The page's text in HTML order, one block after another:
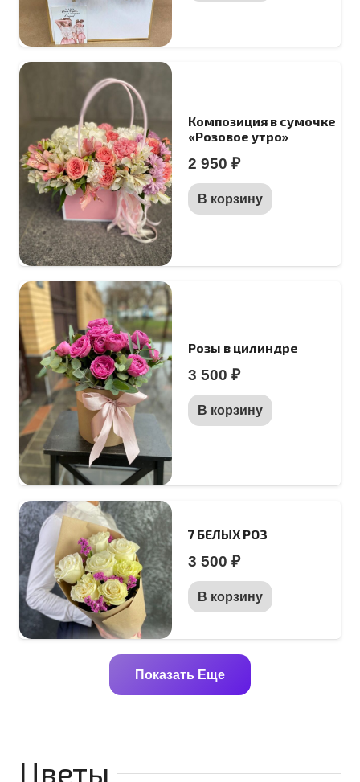
Композиция в сумочке
«Розовое утро»
2 950 ₽
В корзину
Розы в цилиндре
3 500 ₽
В корзину
7 БЕЛЫХ РОЗ
3 500 ₽
В корзину
Показать Еще
Цветы